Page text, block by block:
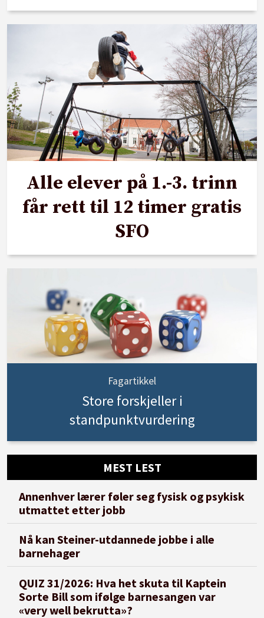
Alle elever på 1.-3. trinn
får rett til 12 timer gratis
SFO
Fagartikkel
Store forskjeller i
standpunktvurdering
MEST LEST
Annenhver lærer føler seg fysisk og psykisk
utmattet etter jobb
Nå kan Steiner-utdannede jobbe i alle
barnehager
QUIZ 31/2026: Hva het skuta til Kaptein
Sorte Bill som ifølge barnesangen var
«very well bekrutta»?